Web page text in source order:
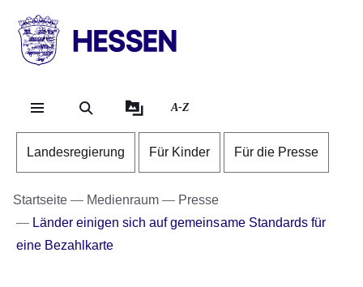
HESSEN
Landesregierung
A-Z
Landesregierung Für Kinder Für die Presse
Startseite Medienraum
Presse
Länder einigen sich auf gemeinsame Standards für
eine Bezahlkarte